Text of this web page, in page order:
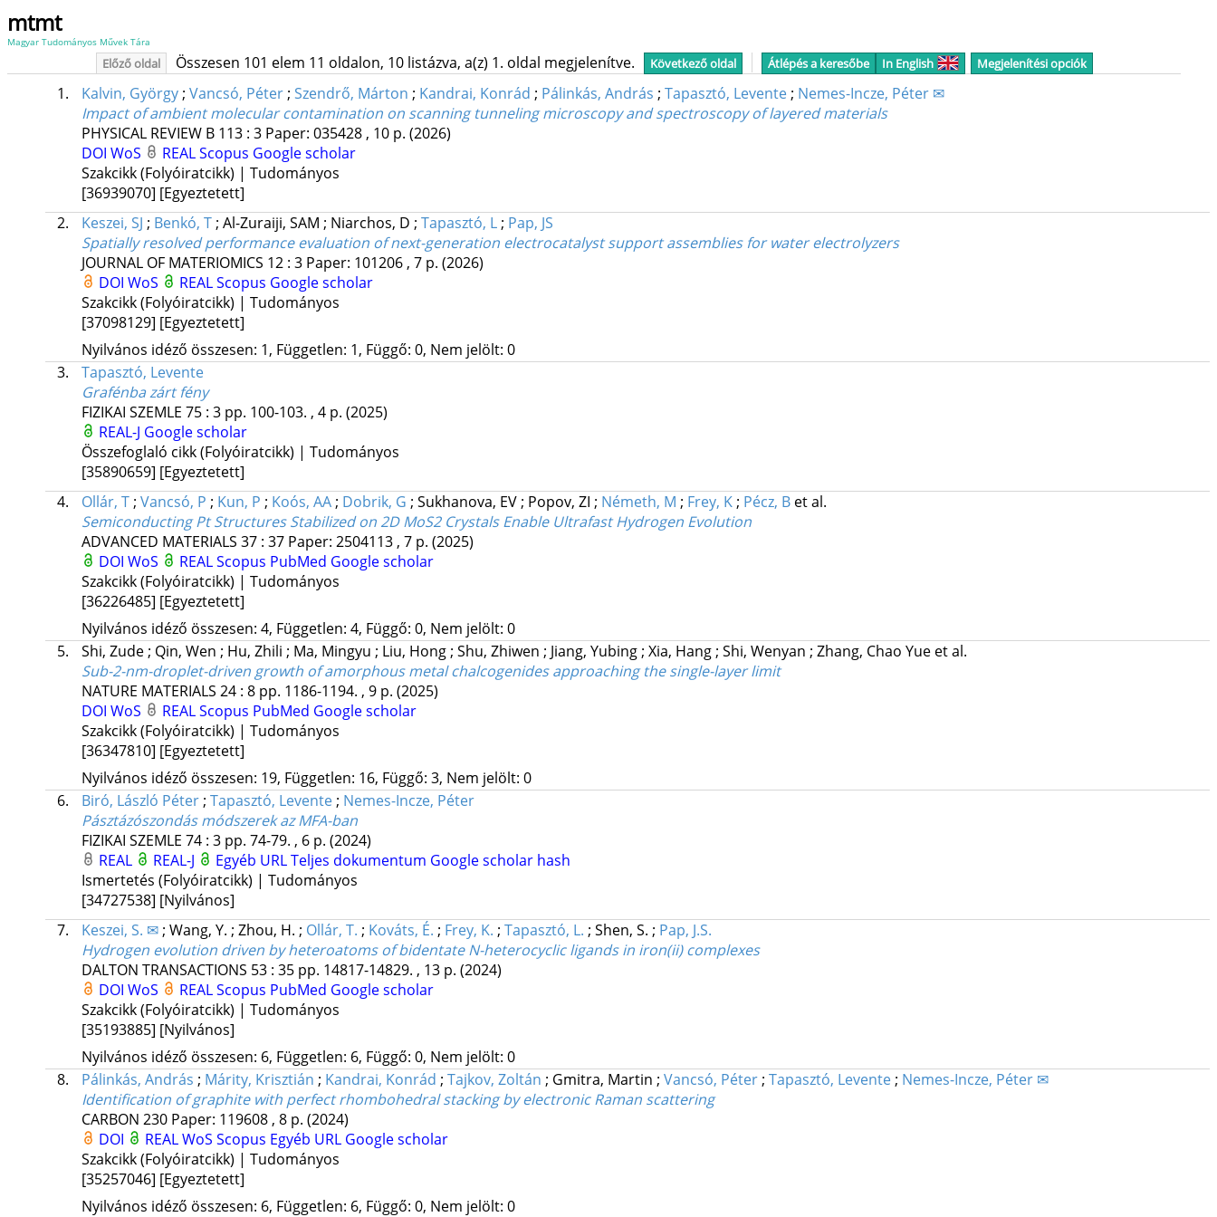
mtmt
Magyar Tudományos Művek Tára
Előző oldal Összesen 101 elem 11 oldalon, 10 listázva, a(z) 1. oldal megjelenítve. Következő oldal Átlépés a keresőbe In English Megjelenítési opciók
1. Kalvin, György; Vancsó, Péter; Szendrő, Márton ; Kandrai, Konrád ; Pálinkás, András ; Tapasztó, Levente; Nemes-Incze, Péter ✉
Impact of ambient molecular contamination on scanning tunneling microscopy and spectroscopy of layered materials
PHYSICAL REVIEW B 113: 3 Paper: 035428 , 10 p. (2026)
DOI WoS REALScopus Google scholar
Szakcikk (Folyóiratcikk) | Tudományos
[36939070] [Egyeztetett]
2.
Keszei, SJ ; Benkó, T; Al-Zuraiji, SAM ; Niarchos, D ; Tapasztó, L; Pap, JS
Spatially resolved performance evaluation of next-generation electrocatalyst support assemblies for water electrolyzers
JOURNAL OF MATERIOMICS 12: 3 Paper: 101206 , 7 p. (2026)
DOI WoS REALScopus Google scholar
Szakcikk (Folyóiratcikk) | Tudományos
[37098129] [Egyeztetett]
Nyilvános idéző összesen: 1, Független: 1, Függő: 0, Nem jelölt: 0
3.
Tapasztó, Levente
Grafénba zárt fény
FIZIKAI SZEMLE 75: 3 pp. 100-103. , 4 p. (2025)
REAL-J Google scholar
Összefoglaló cikk (Folyóiratcikk) | Tudományos
[35890659] [Egyeztetett]
4.
Ollár, T; Vancsó, P ; Kun, P ; Koós, AA; Dobrik, G ; Sukhanova, EV; Popov, ZI ; Németh, M ; Frey, K; Pécz, B et al.
Semiconducting Pt Structures Stabilized on 2D MoS2 Crystals Enable Ultrafast Hydrogen Evolution
ADVANCED MATERIALS 37: 37 Paper: 2504113 , 7 p. (2025)
DOI WoS REALScopus PubMed Google scholar
Szakcikk (Folyóiratcikk) | Tudományos
[36226485] [Egyeztetett]
Nyilvános idéző összesen: 4, Független: 4, Függő: 0, Nem jelölt: 0
5.
Shi, Zude; Qin, Wen ; Hu, Zhili ; Ma, Mingyu ; Liu, Hong; Shu, Zhiwen ; Jiang, Yubing; Xia, Hang; Shi, Wenyan ; Zhang, Chao Yue et al.
Sub-2-nm-droplet-driven growth of amorphous metal chalcogenides approaching the single-layer limit
NATURE MATERIALS 24: 8 pp. 1186-1194. , 9 p. (2025)
DOI WoS REALScopus PubMed Google scholar
Szakcikk (Folyóiratcikk) | Tudományos
[36347810] [Egyeztetett]
Nyilvános idéző összesen: 19, Független: 16, Függő: 3, Nem jelölt: 0
6.
Biró, László Péter; Tapasztó, Levente; Nemes-Incze, Péter
Pásztázószondás módszerek az MFA-ban
FIZIKAI SZEMLE 74: 3 pp. 74-79. , 6 p. (2024)
REAL
REAL-J Egyéb URLTeljes dokumentum Google scholar hash
Ismertetés (Folyóiratcikk) | Tudományos
[34727538] [Nyilvános]
7.
Keszei, S. ✉; Wang, Y. ; Zhou, H. ; Ollár, T. ; Kováts, É. ; Frey, K. ; Tapasztó, L. ; Shen, S. ; Pap, J.S.
Hydrogen evolution driven by heteroatoms of bidentate N-heterocyclic ligands in iron(ii) complexes
DALTON TRANSACTIONS 53: 35 pp. 14817-14829. , 13 p. (2024)
DOI WoS REALScopus PubMed Google scholar
Szakcikk (Folyóiratcikk) | Tudományos
[35193885] [Nyilvános]
Nyilvános idéző összesen: 6, Független: 6, Függő: 0, Nem jelölt: 0
8.
Pálinkás, András ; Márity, Krisztián ; Kandrai, Konrád ; Tajkov, Zoltán ; Gmitra, Martin ; Vancsó, Péter; Tapasztó, Levente; Nemes-Incze, Péter ✉
Identification of graphite with perfect rhombohedral stacking by electronic Raman scattering
CARBON 230 Paper: 119608 , 8 p. (2024)
DOI
REALWoS Scopus Egyéb URL Google scholar
Szakcikk (Folyóiratcikk) | Tudományos
[35257046] [Egyeztetett]
Nyilvános idéző összesen: 6, Független: 6, Függő: 0, Nem jelölt: 0